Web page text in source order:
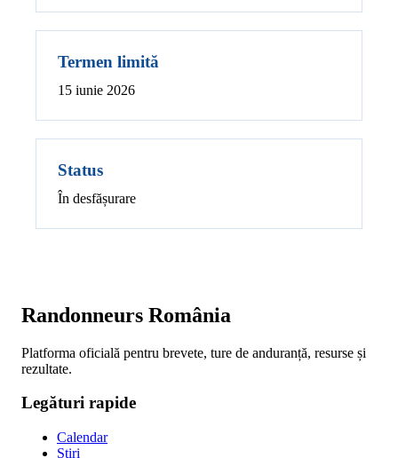
Termen limită
15 iunie 2026
Status
În desfășurare
Randonneurs România
Platforma oficială pentru brevete, ture de anduranță, resurse și
rezultate.
Legături rapide
Calendar
Știri